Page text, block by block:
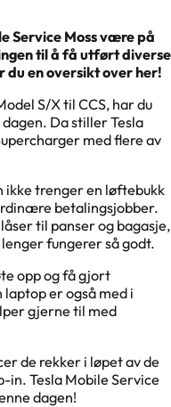
Service Moss være på
til å få utført diverse
du en oversikt over her!
S/X til CCS, har du
Da stiller Tesla
med flere av
ikke trenger en løftebukk
betalingsjobber.
til panser og bagasje,
fungerer så godt.
opp og få gjort
er også med i
gjerne til med
de rekker i løpet av de
in. Tesla Mobile Service
dagen!